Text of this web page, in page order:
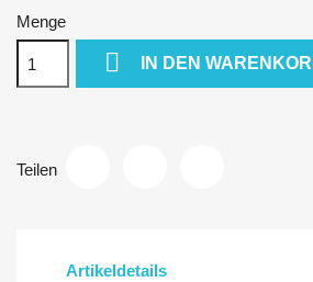
Menge
 IN DEN
Teilen
Artikeldetails